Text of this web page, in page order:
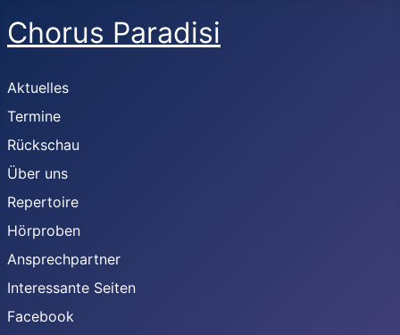
Chorus Paradisi
Aktuelles
Termine
Rückschau
Über uns
Repertoire
Hörproben
Ansprechpartner
Interessante Seiten
Facebook